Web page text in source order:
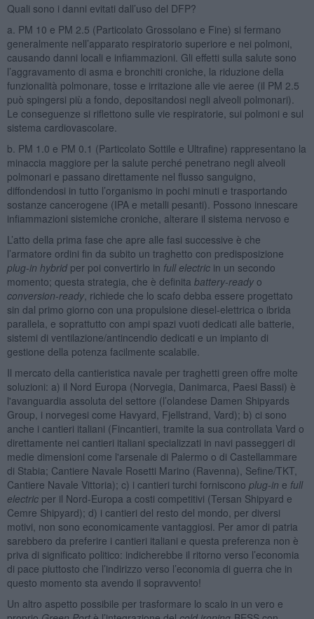
Quali sono i danni evitati dall’uso del DFP?
a. PM 10 e PM 2.5 (Particolato Grossolano e Fine) si fermano
generalmente nell’apparato respiratorio superiore e nei polmoni,
causando danni locali e infiammazioni. Gli effetti sulla salute sono
l’aggravamento di asma e bronchiti croniche, la riduzione della
funzionalità polmonare, tosse e irritazione alle vie aeree (il PM 2.5
può spingersi più a fondo, depositandosi negli alveoli polmonari).
Le conseguenze si riflettono sulle vie respiratorie, sui polmoni e sul
sistema cardiovascolare.
b. PM 1.0 e PM 0.1 (Particolato Sottile e Ultrafine) rappresentano la
minaccia maggiore per la salute perché penetrano negli alveoli
polmonari e passano direttamente nel flusso sanguigno,
diffondendosi in tutto l’organismo in pochi minuti e trasportando
sostanze cancerogene (IPA e metalli pesanti). Possono innescare
infiammazioni sistemiche croniche, alterare il sistema nervoso e
L’atto della prima fase che apre alle fasi successive è che
l’armatore ordini fin da subito un traghetto con predisposizione
plug-in hybridper poi convertirlo in full electricin un secondo
momento; questa strategia, che è definita battery-readyo
conversion-ready, richiede che lo scafo debba essere progettato
sin dal primo giorno con una propulsione diesel-elettrica o ibrida
parallela, e soprattutto con ampi spazi vuoti dedicati alle batterie,
sistemi di ventilazione/antincendio dedicati e un impianto di
gestione della potenza facilmente scalabile.
Il mercato della cantieristica navale per traghetti green offre molte
soluzioni: a) il Nord Europa (Norvegia, Danimarca, Paesi Bassi) è
l'avanguardia assoluta del settore (l’olandese Damen Shipyards
Group, i norvegesi come Havyard, Fjellstrand, Vard); b) ci sono
anche i cantieri italiani (Fincantieri, tramite la sua controllata Vard o
direttamente nei cantieri italiani specializzati in navi passeggeri di
medie dimensioni come l'arsenale di Palermo o di Castellammare
di Stabia; Cantiere Navale Rosetti Marino (Ravenna), Sefine/TKT,
Cantiere Navale Vittoria); c) i cantieri turchi forniscono plug-in e full
electricper il Nord-Europa a costi competitivi (Tersan Shipyard e
Cemre Shipyard); d) i cantieri del resto del mondo, per diversi
motivi, non sono economicamente vantaggiosi. Per amor di patria
sarebbero da preferire i cantieri italiani e questa preferenza non è
priva di significato politico: indicherebbe il ritorno verso l’economia
di pace piuttosto che l’indirizzo verso l’economia di guerra che in
questo momento sta avendo il sopravvento!
Un altro aspetto possibile per trasformare lo scalo in un vero e